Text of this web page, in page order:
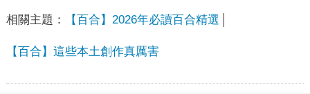
相關主題： 【百合】2026年必讀百合精選
【百合】這些本土創作真厲害